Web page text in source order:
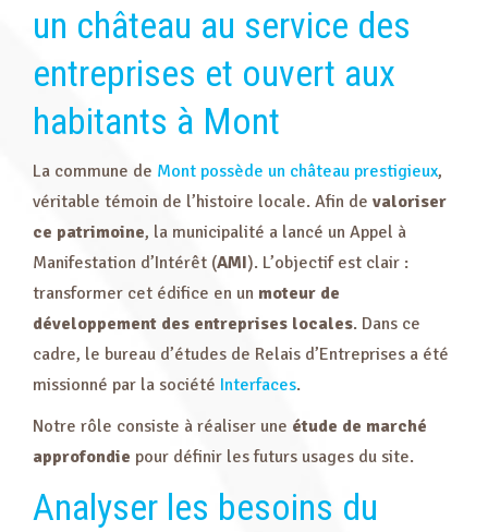
un château au service des
entreprises et ouvert aux
habitants à Mont
La commune de Mont possède un château prestigieux,
véritable témoin de l’histoire locale. Afin de valoriser
ce patrimoine, la municipalité a lancé un Appel à
Manifestation d’Intérêt (AMI). L’objectif est clair :
transformer cet édifice en un moteur de
développement des entreprises locales. Dans ce
cadre, le bureau d’études de Relais d’Entreprises a été
missionné par la société Interfaces.
Notre rôle consiste à réaliser une étude de marché
approfondie pour définir les futurs usages du site.
Analyser les besoins du